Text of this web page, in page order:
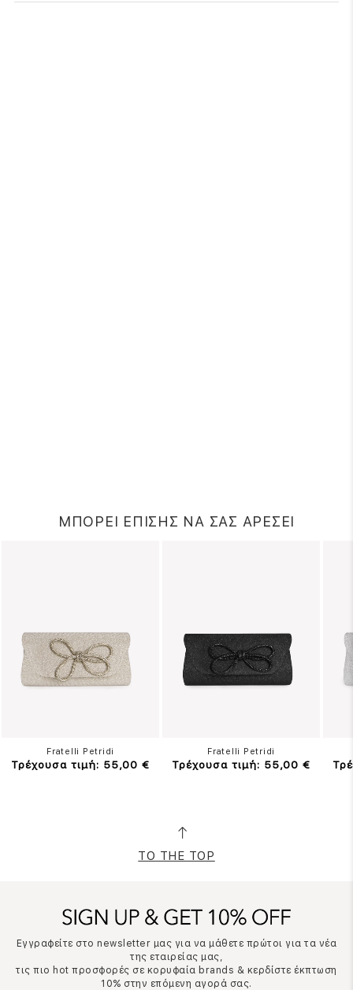
ΜΠΟΡΕΙ ΕΠΙΣΗΣ ΝΑ ΣΑΣ ΑΡΕΣΕΙ
Fratelli Petridi
Τρέχουσα τιμή: 55,00 €
Fratelli Petridi
Τρέχουσα τιμή: 55,00 €
TO THE TOP
Εγγραφείτε στο newsletter μας για να μάθετε πρώτοι για τα νέα
της εταιρείας μας,
τις πιο hot προσφορές σε κορυφαία brands & κερδίστε έκπτωση
10% στην επόμενη αγορά σας.